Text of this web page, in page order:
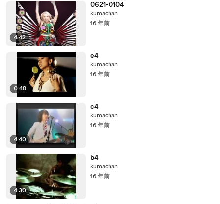
4:42
0621-0104
kumachan
16 年前
0:48
e4
kumachan
16 年前
4:40
c4
kumachan
16 年前
4:30
b4
kumachan
16 年前